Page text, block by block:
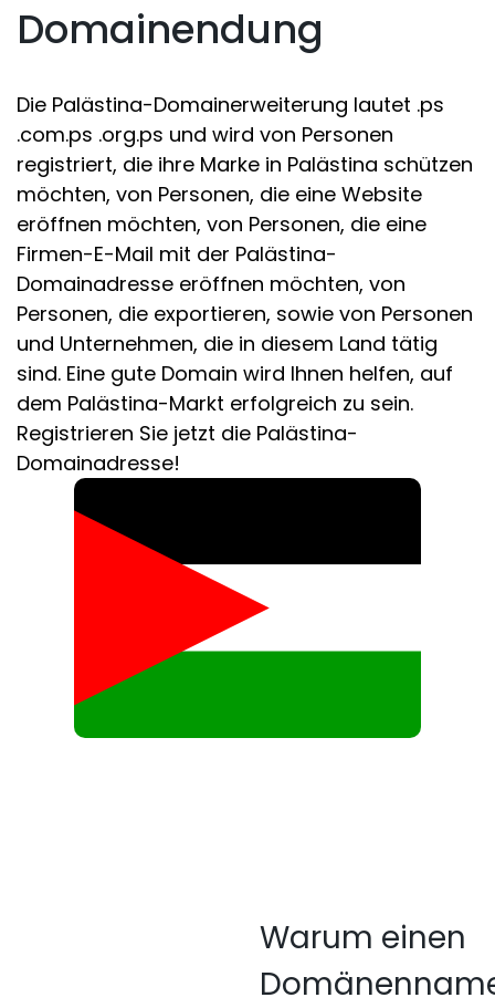
Domainendung
Die Palästina-Domainerweiterung lautet .ps
.com.ps .org.ps und wird von Personen
registriert, die ihre Marke in Palästina schützen
möchten, von Personen, die eine Website
eröffnen möchten, von Personen, die eine
Firmen-E-Mail mit der Palästina-
Domainadresse eröffnen möchten, von
Personen, die exportieren, sowie von Personen
und Unternehmen, die in diesem Land tätig
sind. Eine gute Domain wird Ihnen helfen, auf
dem Palästina-Markt erfolgreich zu sein.
Registrieren Sie jetzt die Palästina-
Domainadresse!
Warum einen